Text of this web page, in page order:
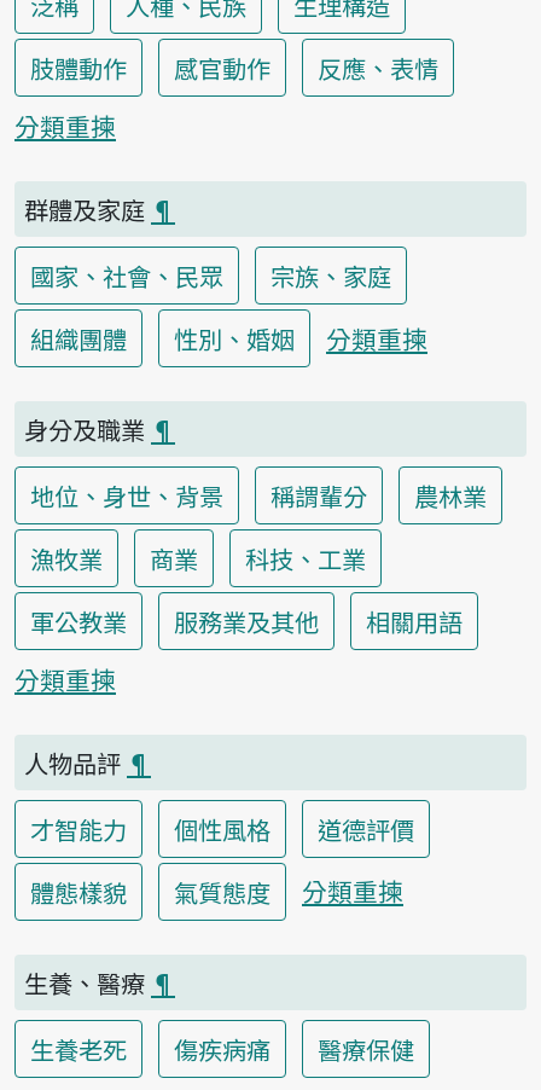
肢體動作
感官動作
反應、表情
分類重揀
群體及家庭 ¶
國家、社會、民眾
宗族、家庭
組織團體
性別、婚姻 分類重揀
身分及職業 ¶
地位、身世、背景
稱謂輩分
農林業
漁牧業
商業
科技、工業
軍公教業
服務業及其他
相關用語
分類重揀
人物品評 ¶
才智能力
個性風格
道德評價
體態樣貌
氣質態度 分類重揀
生養、醫療 ¶
生養老死
傷疾病痛
醫療保健